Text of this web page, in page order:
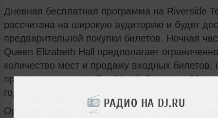
РАДИО НА DJ.RU
Дневная бесплатная программа на Riverside
рассчитана на широкую аудиторию и будет
предварительной покупки билетов. Ночная
Queen Elizabeth Hall предполагает
количество мест и продажу входных билетов:
продаж для членов Southbank Centre — 20
года, для остальной публики — 22 мая 2026
Организаторы советуют следить за